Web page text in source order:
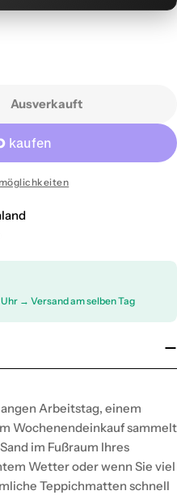
Fußmatten für
Gummimatten
Ausverkauft
→ Versand am selben Tag
Arbeitstag, einem
Wochenendeinkauf sammelt
im Fußraum Ihres
Wetter oder wenn Sie viel
Teppichmatten schnell